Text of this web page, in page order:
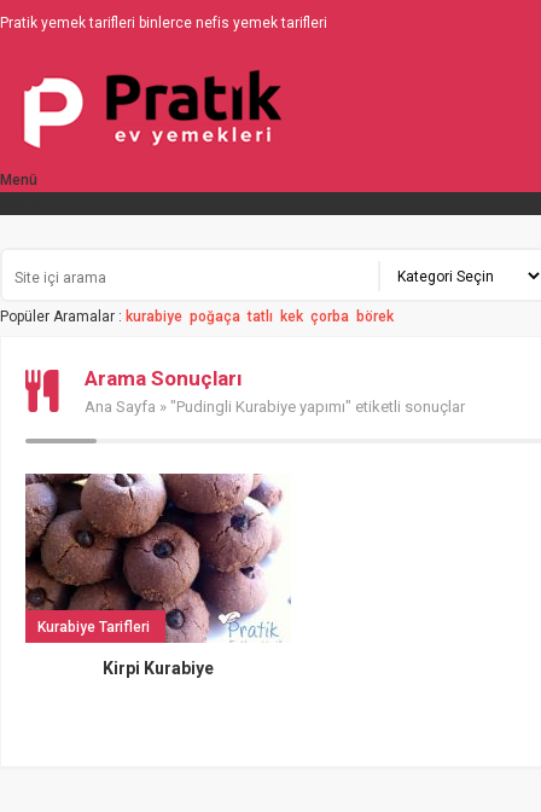
Pratik yemek tarifleri binlerce nefis yemek tarifleri
Menü
Popüler Aramalar : kurabiye poğaça tatlı kek çorba börek
Arama Sonuçları
Ana Sayfa » "Pudingli Kurabiye yapımı" etiketli sonuçlar
Kurabiye Tarifleri
Kirpi Kurabiye